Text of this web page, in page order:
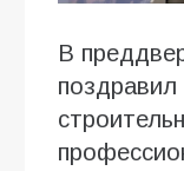
В
поздравил